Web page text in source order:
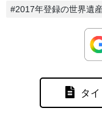
#2017年登録の世界遺
タ